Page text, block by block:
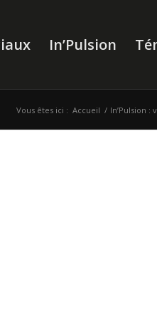
In’Pulsion
Vous êtes ici : Accueil / In’Pulsion